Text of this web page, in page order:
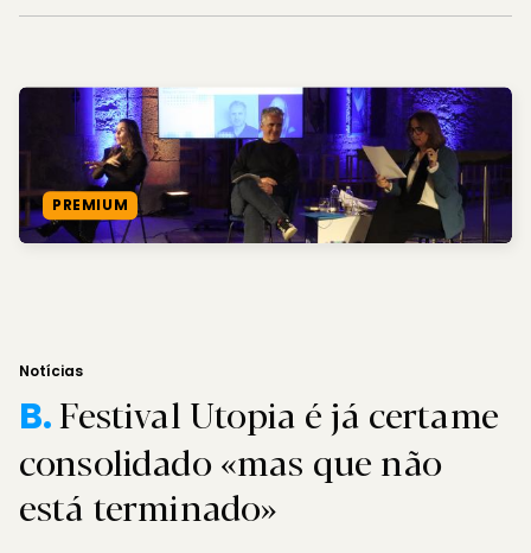
PREMIUM
Notícias
B.Festival Utopia é já certame
consolidado «mas que não
está terminado»